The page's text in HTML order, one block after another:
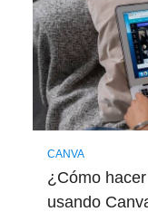
CANVA
¿Cómo
usando